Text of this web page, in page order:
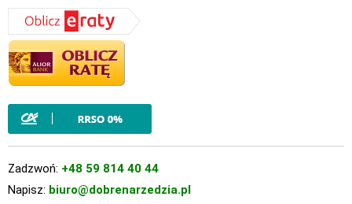
Zadzwoń: +48 59 814 40 44
Napisz: biuro@dobrenarzedzia.pl